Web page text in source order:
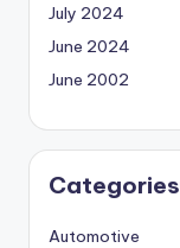
July 2024
June 2024
June 2002
Categories
Automotive